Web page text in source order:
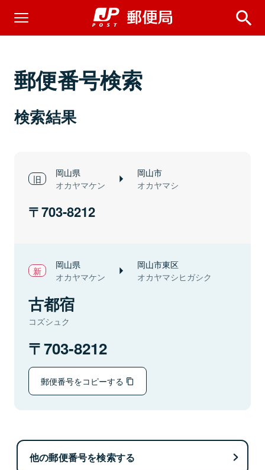
郵便番号検索
検索結果
岡山県
オカヤマケン
岡山市
オカヤマシ
703-8212
岡山県
オカヤマケン
岡山市東区
オカヤマシヒガシク
古都宿
コズシュク
703-8212
郵便番号をコピーする
他の郵便番号を検索する